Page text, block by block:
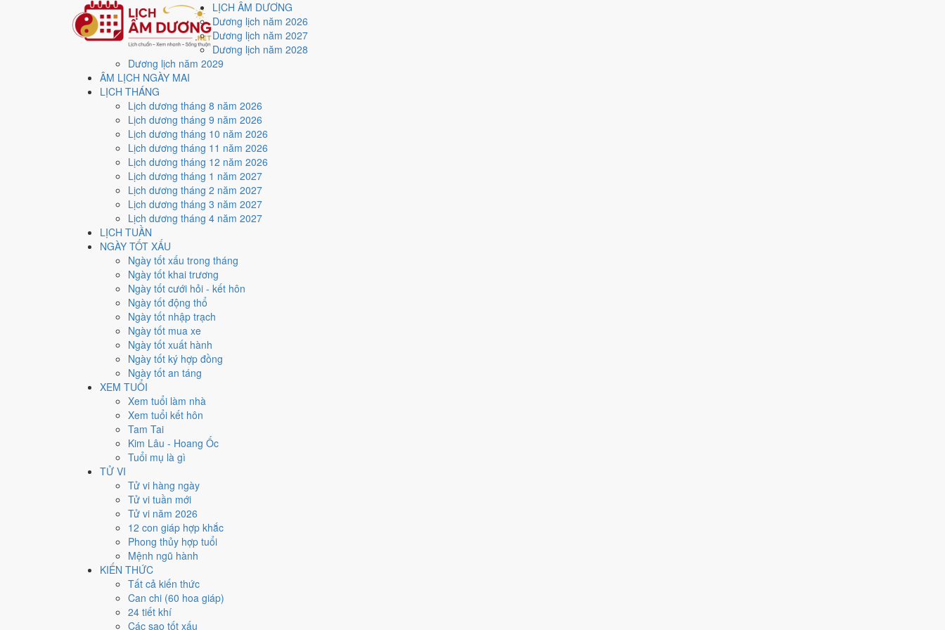
LỊCH ÂM DƯƠNG
Dương lịch năm 2026
Dương lịch năm 2027
Dương lịch năm 2028
Dương lịch năm 2029
ÂM LỊCH NGÀY MAI
LỊCH THÁNG
Lịch dương tháng 8 năm 2026
Lịch dương tháng 9 năm 2026
Lịch dương tháng 10 năm 2026
Lịch dương tháng 11 năm 2026
Lịch dương tháng 12 năm 2026
Lịch dương tháng 1 năm 2027
Lịch dương tháng 2 năm 2027
Lịch dương tháng 3 năm 2027
Lịch dương tháng 4 năm 2027
LỊCH TUẦN
NGÀY TỐT XẤU
Ngày tốt xấu trong tháng
Ngày tốt khai trương
Ngày tốt cưới hỏi - kết hôn
Ngày tốt động thổ
Ngày tốt nhập trạch
Ngày tốt mua xe
Ngày tốt xuất hành
Ngày tốt ký hợp đồng
Ngày tốt an táng
XEM TUỔI
Xem tuổi làm nhà
Xem tuổi kết hôn
Tam Tai
Kim Lâu - Hoang Ốc
Tuổi mụ là gì
TỬ VI
Tử vi hàng ngày
Tử vi tuần mới
Tử vi năm 2026
12 con giáp hợp khắc
Phong thủy hợp tuổi
Mệnh ngũ hành
KIẾN THỨC
Tất cả kiến thức
Can chi (60 hoa giáp)
24 tiết khí
Các sao tốt xấu
Trang chủ
Lịch năm 2026
Tháng 4/2026
Ngày 19/4/2026 (Quý Hợi)
Xem ngày19/4/2026
Ngày 19/4/2026 dương lịch (Chủ Nhật) là ngày 3/3/2026 âm lịch
điểm trung bình5.7/10cho các việc quan trọng. Giờ Hoàng Đạo trong ngày:
Ngày Dương
Chủ Nhật
Tháng 4 năm 2026
Tháng 3 âm năm 2026
Quý Hợi
Ngày Quý Hợi có Trực
công việc thường ngày.
Mão, Mùi, Dần hợp ngày; tuổi
Ngày 19/4/2026 tốt hay xấu cho việc gì?
Ngày 19/4/2026 đạt5.7/10
gặp Sao Ngọc Đường hoàng đạo nên điểm từng việc chênh nhau như bảng dưới.
Cưới hỏi - đính hôn
Rất tốt